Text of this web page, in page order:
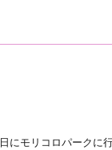
にモリコロパークに